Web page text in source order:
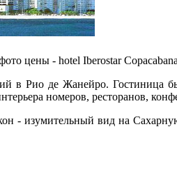
цены - hotel Iberostar
в Рио де Жанейро. Гостиница
номеров, ресторанов,
- изумительный вид на